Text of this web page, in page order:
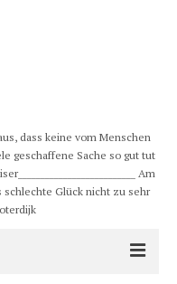
aus, dass keine vom Menschen
geschaffene Sache so gut tut
Am
schlechte Glück nicht zu sehr